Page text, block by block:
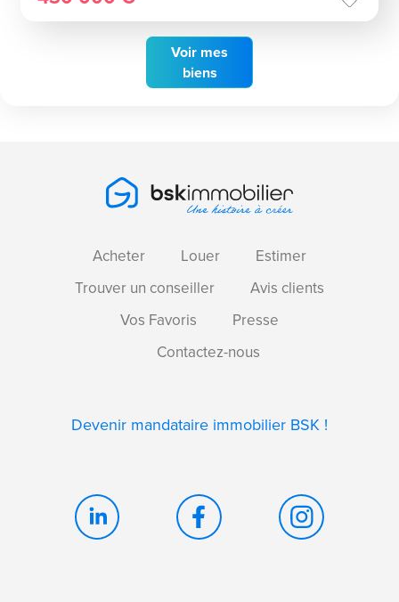
Voir mes
biens
Acheter Louer
Estimer
Trouver un conseiller
Avis clients
Vos Favoris
Presse
Contactez-nous
Devenir mandataire immobilier BSK !